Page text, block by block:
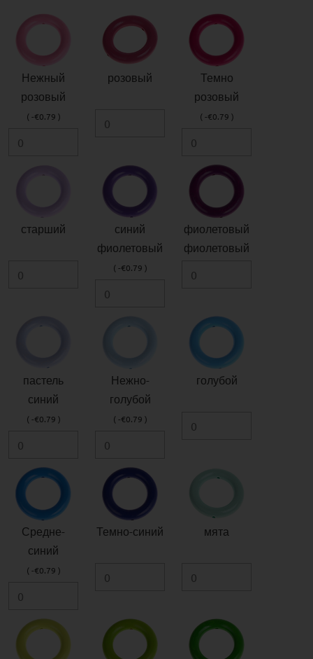
Нежный
розовый
( -€0.79 )
розовый
Темно
розовый
( -€0.79 )
старший
синий
фиолетовый
( -€0.79 )
фиолетовый
фиолетовый
пастель
синий
( -€0.79 )
Нежно-
голубой
( -€0.79 )
голубой
Средне-
синий
( -€0.79 )
Темно-синий мята